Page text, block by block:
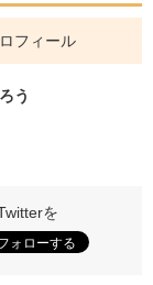
フィール
う